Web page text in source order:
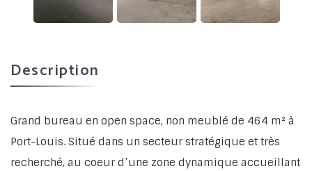
Description
Grand bureau en open space, non meublé de 464 m² à
Port-Louis. Situé dans un secteur stratégique et très
recherché, au coeur d’une zone dynamique accueillant